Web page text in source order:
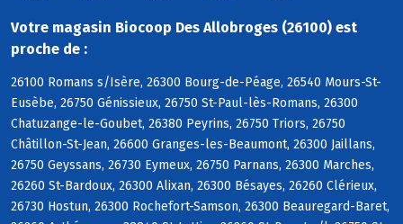
Votre magasin Biocoop Des Allobroges (26100) est
proche de :
26100 Romans s/Isère, 26300 Bourg-de-Péage, 26540 Mours-St-
Eusèbe, 26750 Génissieux, 26750 St-Paul-lès-Romans, 26300
Chatuzange-le-Goubet, 26380 Peyrins, 26750 Triors, 26750
Châtillon-St-Jean, 26600 Granges-les-Beaumont, 26300 Jaillans,
26750 Geyssans, 26730 Eymeux, 26750 Parnans, 26300 Marches,
26260 St-Bardoux, 26300 Alixan, 26300 Bésayes, 26260 Clérieux,
26730 Hostun, 26300 Rochefort-Samson, 26300 Beauregard-Baret,